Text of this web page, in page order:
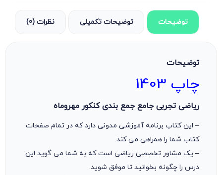
توضیحات توضیحات تکمیلی نظرات (0)
توضیحات
چاپ 1403
ریاضی تجربی جامع جمع بندی کنکور مهروماه
– این کتاب برنامه آموزشی مدونی دارد که در تمام صفحات
کتاب شما را همراهی می کند.
– یک مشاور تخصصی ریاضی است که به شما می گوید این
درس را چگونه بخوانید تا موفق شوید.